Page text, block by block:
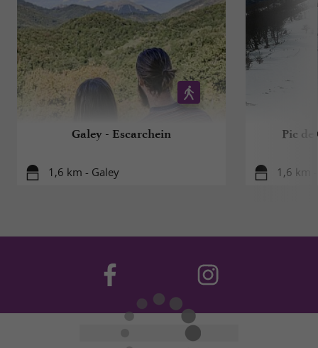
Galey - Escarchein
1,6 km - Galey
Pic de
1,6 km